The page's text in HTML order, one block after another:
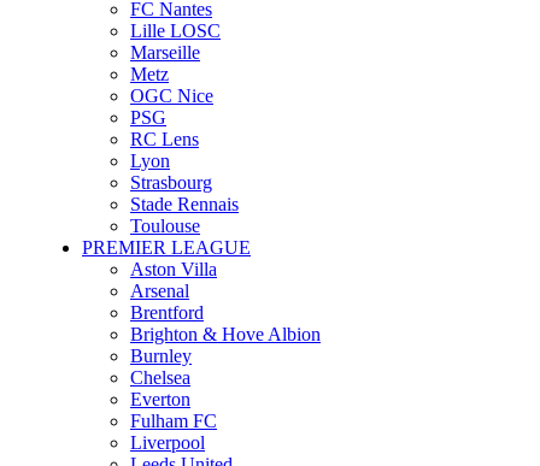
FC Nantes
Lille LOSC
Marseille
Metz
OGC Nice
PSG
RC Lens
Lyon
Strasbourg
Stade Rennais
Toulouse
PREMIER LEAGUE
Aston Villa
Arsenal
Brentford
Brighton & Hove Albion
Burnley
Chelsea
Everton
Fulham FC
Liverpool